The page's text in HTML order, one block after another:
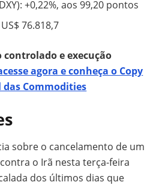
+0,22%, aos 99,20 pontos
76.818,7
controlado e execução
agora e conheça o Copy
Commodities
sobre o cancelamento de um
o Irã nesta terça-feira
dos últimos dias que